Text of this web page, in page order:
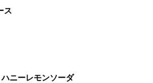
ス
ハニーレモンソーダ